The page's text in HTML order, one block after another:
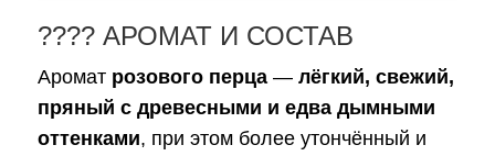
???? АРОМАТ И СОСТАВ
Аромат розового перца— лёгкий, свежий,
пряный с древесными и едва дымными
оттенками, при этом более утончённый и